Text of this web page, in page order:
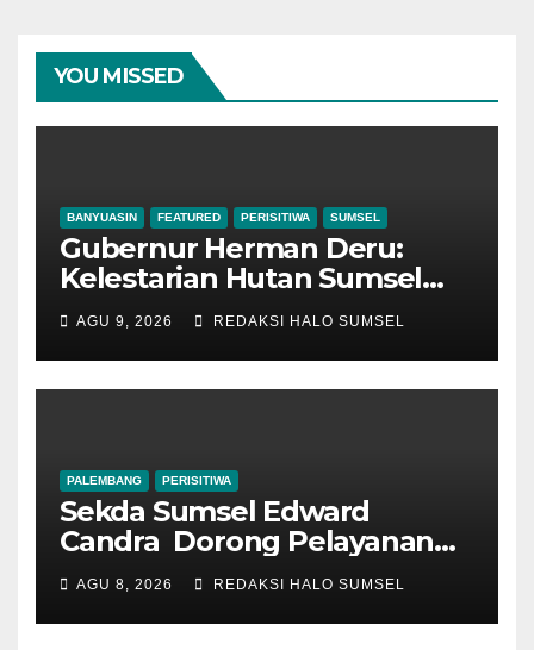
YOU MISSED
BANYUASIN FEATURED PERISITIWA SUMSEL
Gubernur Herman Deru:
Kelestarian Hutan Sumsel
Jadi Penopang Sumber Daya
Air dan Keberlanjutan
Pembangunan
AGU 9, 2026 REDAKSI HALO SUMSEL
PALEMBANG PERISITIWA
Sekda Sumsel Edward
Candra Dorong Pelayanan
Masyarakat Makin Modern
AGU 8, 2026 REDAKSI HALO SUMSEL